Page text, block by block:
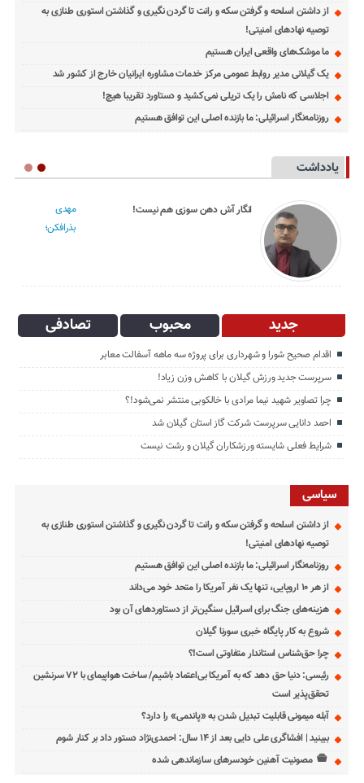
از داشتن اسلحه و گرفتن سکه و رانت تا گردن نگیری و گذاشتن استوری طنازی به
توصیه نهادهای امنیتی!
ما موشک‌های واقعی ایران هستیم
یک گیلانی مدیر روابط عمومی مرکز خدمات مشاوره ایرانیان خارج از کشور شد
اجلاسی که نامش را یک تریلی نمی‌کشید و دستاورد تقریبا هیچ!
روزنامه‌نگار اسرائیلی: ما بازنده اصلی این توافق هستیم
یادداشت
دعایی؛ کس بی‌کسان
مهدی
بذرافکن؛
جدید محبوب تصادفی
اقدام صحیح شورا و شهرداری برای پروژه سه ماهه آسفالت معابر
سرپرست جدید ورزش گیلان با کاهش وزن زیاد!
چرا تصاویر شهید نیما مرادی با خالکوبی منتشر نمی‌شود!؟
احمد دانایی سرپرست شرکت گاز استان گیلان شد
شرایط فعلی شایسته ورزشکاران گیلان و رشت نیست
سیاسی
از داشتن اسلحه و گرفتن سکه و رانت تا گردن نگیری و گذاشتن استوری طنازی به
توصیه نهادهای امنیتی!
روزنامه‌نگار اسرائیلی: ما بازنده اصلی این توافق هستیم
از هر ۱۰ اروپایی، تنها یک نفر آمریکا را متحد خود می‌داند
هزینه‌های جنگ برای اسرائیل سنگین‌تر از دستاوردهای آن بود
شروع به کار پایگاه خبری سورنا گیلان
چرا حق‌شناس استاندار متفاوتی است!؟
رئیسی: دنیا حق دهد که به آمریکا بی‌اعتماد باشیم/ ساخت هواپیمای با ۷۲ سرنشین
تحقق‌پذیر است
آبله میمونی قابلیت تبدیل شدن به «پاندمی» را دارد؟
ببینید | افشاگری علی دایی بعد از ۱۴ سال: احمدی‌نژاد دستور داد بر کنار شوم
مصونیت آهنین خودسرهای سازماندهی شده